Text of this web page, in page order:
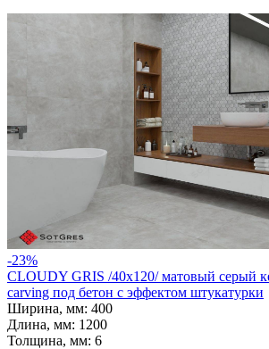
-23%
CLOUDY GRIS /40х120/ матовый серый
carving под бетон с эффектом штукатурки
Ширина, мм: 400
Длина, мм: 1200
Толщина, мм: 6